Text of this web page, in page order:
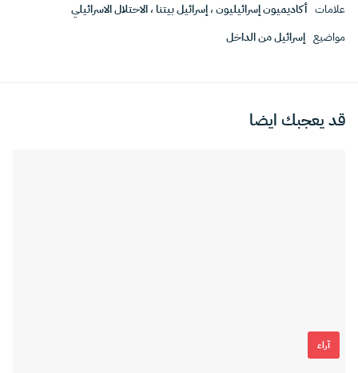
علامات أكاديميون إسرائيليون،إسرائيل بيتنا،الاحتلال الاسرائيلي
مواضيع إسرائيل من الداخل
قد يعجبك ايضا
آراء